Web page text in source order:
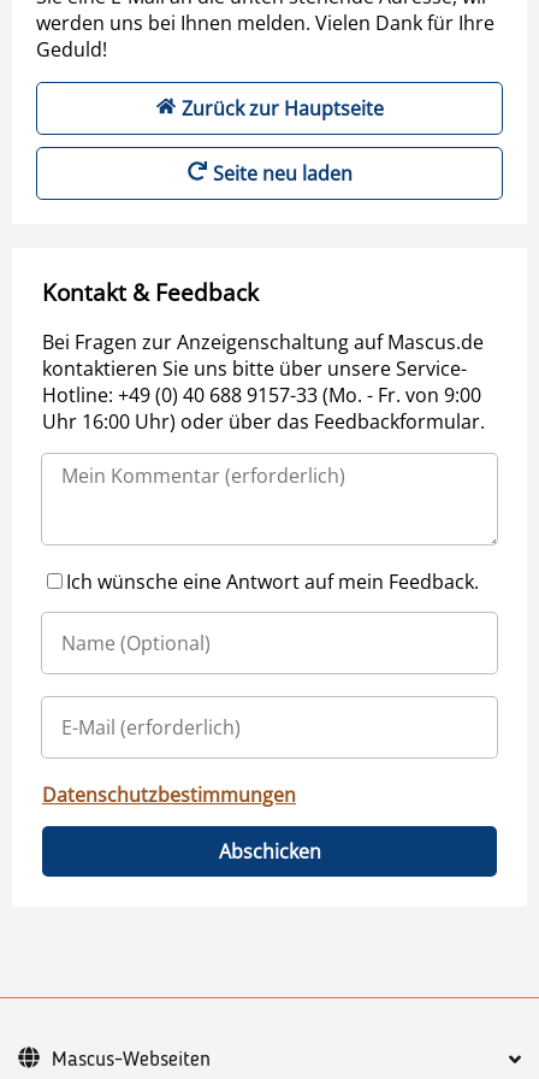
werden uns bei Ihnen melden. Vielen Dank für Ihre
Geduld!
Zurück zur Hauptseite
Seite neu laden
Kontakt & Feedback
Bei Fragen zur Anzeigenschaltung auf Mascus.de
kontaktieren Sie uns bitte über unsere Service-
Hotline: +49 (0) 40 688 9157-33 (Mo. - Fr. von 9:00
Uhr 16:00 Uhr) oder über das Feedbackformular.
Ich wünsche eine Antwort auf mein Feedback.
Datenschutzbestimmungen
Abschicken
Mascus-Webseiten